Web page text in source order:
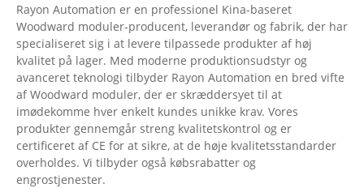
Rayon Automation er en professionel Kina-baseret
Woodward moduler-producent, leverandør og fabrik, der har
specialiseret sig i at levere tilpassede produkter af høj
kvalitet på lager. Med moderne produktionsudstyr og
avanceret teknologi tilbyder Rayon Automation en bred vifte
af Woodward moduler, der er skræddersyet til at
imødekomme hver enkelt kundes unikke krav. Vores
produkter gennemgår streng kvalitetskontrol og er
certificeret af CE for at sikre, at de høje kvalitetsstandarder
overholdes. Vi tilbyder også købsrabatter og
engrostjenester.